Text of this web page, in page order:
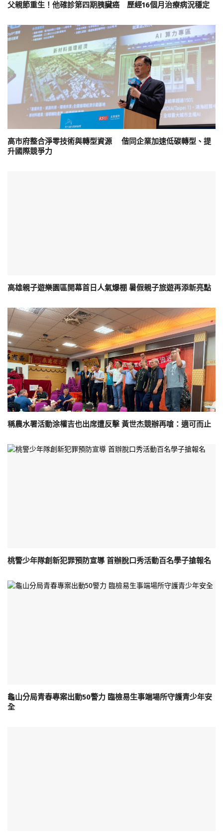
父親節重生！他確診第四期胰臟癌 歷經16個月治療病況穩定
高市府整合淨零技術與轉型資源 偕同企業加速低碳轉型、提
升國際競爭力
高雄親子遊樂園區開幕首日人氣爆棚 暑假親子旅遊再添新亮點
稱農水署活動涂權吉也出席遭反擊 黃世杰競辦再嗆：適可而止
桃警少年隊創新犯罪預防宣導 首辦脫口秀活動百名學子搶報名
龜山分局青春專案出動50警力 臨檢易生事端場所守護青少年安
全